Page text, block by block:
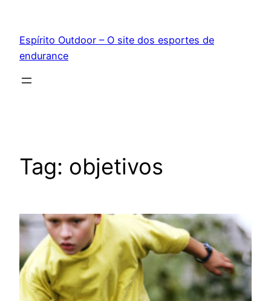
conteúdo
Espírito Outdoor – O site dos esportes de
endurance
Tag: objetivos